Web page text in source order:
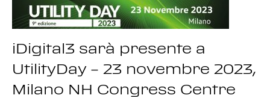
iDigital3 sarà presente a
UtilityDay – 23 novembre 2023,
Milano NH Congress Centre